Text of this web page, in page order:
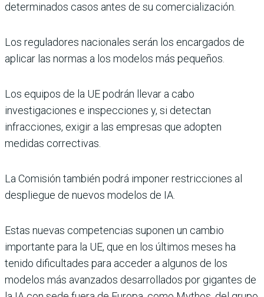
determinados casos antes de su comercialización.
Los reguladores nacionales serán los encargados de
aplicar las normas a los modelos más pequeños.
Los equipos de la UE podrán llevar a cabo
investigaciones e inspecciones y, si detectan
infracciones, exigir a las empresas que adopten
medidas correctivas.
La Comisión también podrá imponer restricciones al
despliegue de nuevos modelos de IA.
Estas nuevas competencias suponen un cambio
importante para la UE, que en los últimos meses ha
tenido dificultades para acceder a algunos de los
modelos más avanzados desarrollados por gigantes de